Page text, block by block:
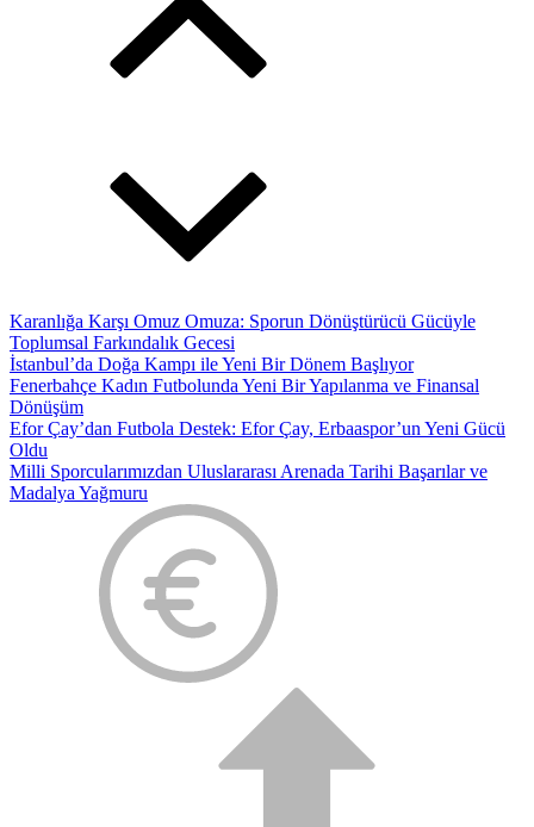
Karanlığa Karşı Omuz Omuza: Sporun Dönüştürücü Gücüyle
Toplumsal Farkındalık Gecesi
İstanbul’da Doğa Kampı ile Yeni Bir Dönem Başlıyor
Fenerbahçe Kadın Futbolunda Yeni Bir Yapılanma ve Finansal
Dönüşüm
Efor Çay’dan Futbola Destek: Efor Çay, Erbaaspor’un Yeni Gücü
Oldu
Milli Sporcularımızdan Uluslararası Arenada Tarihi Başarılar ve
Madalya Yağmuru